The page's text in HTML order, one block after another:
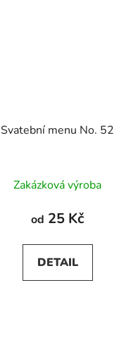
Svatební menu No. 52
Zakázková výroba
od 25 Kč
DETAIL